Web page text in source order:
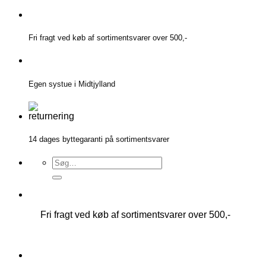
Fortsæt
indholdFri fragt ved køb af sortimentsvarer over 500,-
Egen systue i Midtjylland
14 dages byttegaranti på sortimentsvarer
Søg
efter:
Fri fragt ved køb af sortimentsvarer over 500,-